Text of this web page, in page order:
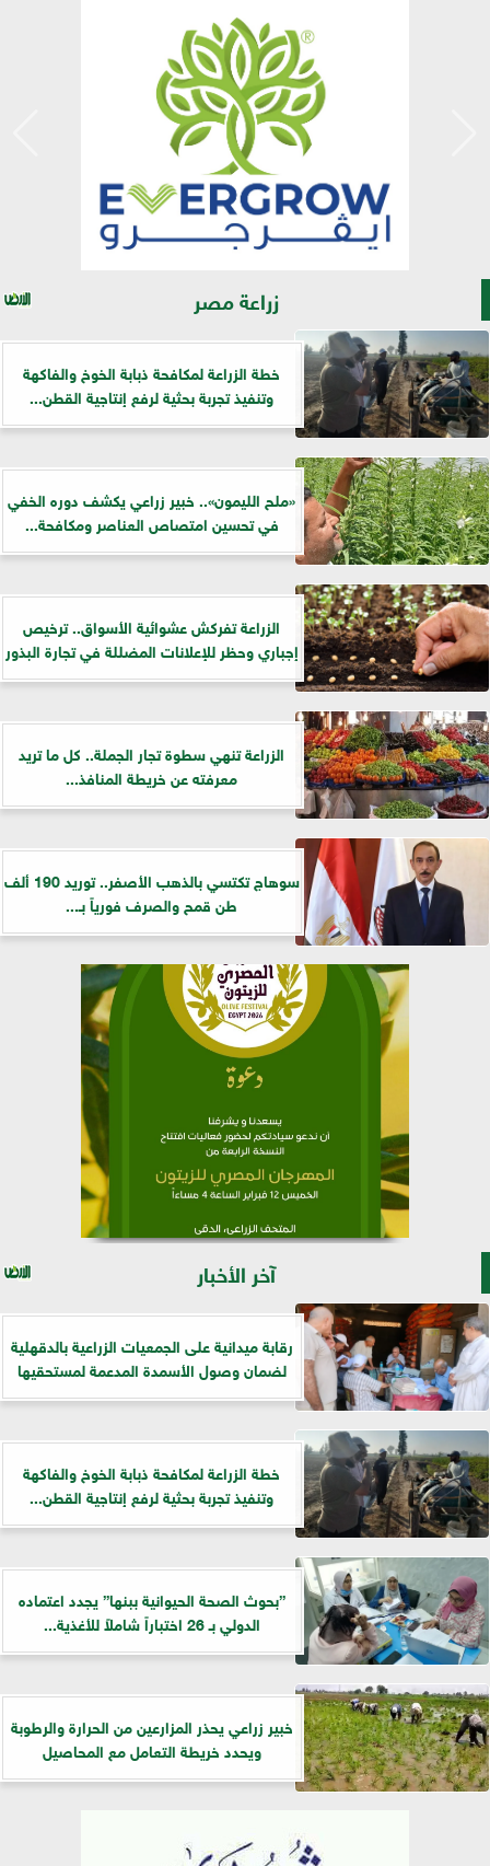
زراعة مصر
خطة الزراعة لمكافحة ذبابة الخوخ والفاكهة
وتنفيذ تجربة بحثية لرفع إنتاجية القطن...
«ملح الليمون».. خبير زراعي يكشف دوره الخفي
في تحسين امتصاص العناصر ومكافحة...
الزراعة تفركش عشوائية الأسواق.. ترخيص
إجباري وحظر للإعلانات المضللة في تجارة البذور
الزراعة تنهي سطوة تجار الجملة.. كل ما تريد
معرفته عن خريطة المنافذ...
سوهاج تكتسي بالذهب الأصفر.. توريد 190 ألف
طن قمح والصرف فورياً بـ...
آخر الأخبار
رقابة ميدانية على الجمعيات الزراعية بالدقهلية
لضمان وصول الأسمدة المدعمة لمستحقيها
خطة الزراعة لمكافحة ذبابة الخوخ والفاكهة
وتنفيذ تجربة بحثية لرفع إنتاجية القطن...
”بحوث الصحة الحيوانية ببنها” يجدد اعتماده
الدولي بـ 26 اختباراً شاملاً للأغذية...
خبير زراعي يحذر المزارعين من الحرارة والرطوبة
ويحدد خريطة التعامل مع المحاصيل